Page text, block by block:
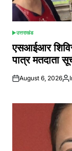
POSTED
IN
उत्तराखंड
एसआईआर
पात्र मतदाता
August 6, 2026